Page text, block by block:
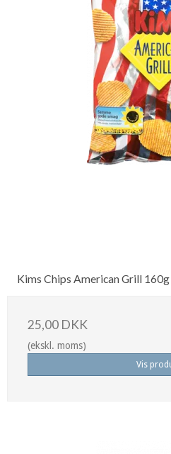
Kims Chips American Grill 160g
25,00 DKK
(ekskl. moms)
Vis